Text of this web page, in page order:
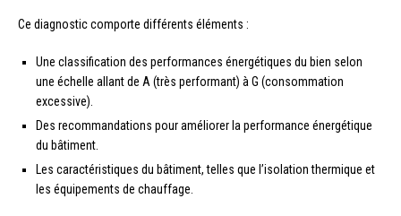
Ce diagnostic comporte différents éléments :
Une classification des performances énergétiques du bien selon
une échelle allant de A (très performant) à G (consommation
excessive).
Des recommandations pour améliorer la performance énergétique
du bâtiment.
Les caractéristiques du bâtiment, telles que l’isolation thermique et
les équipements de chauffage.